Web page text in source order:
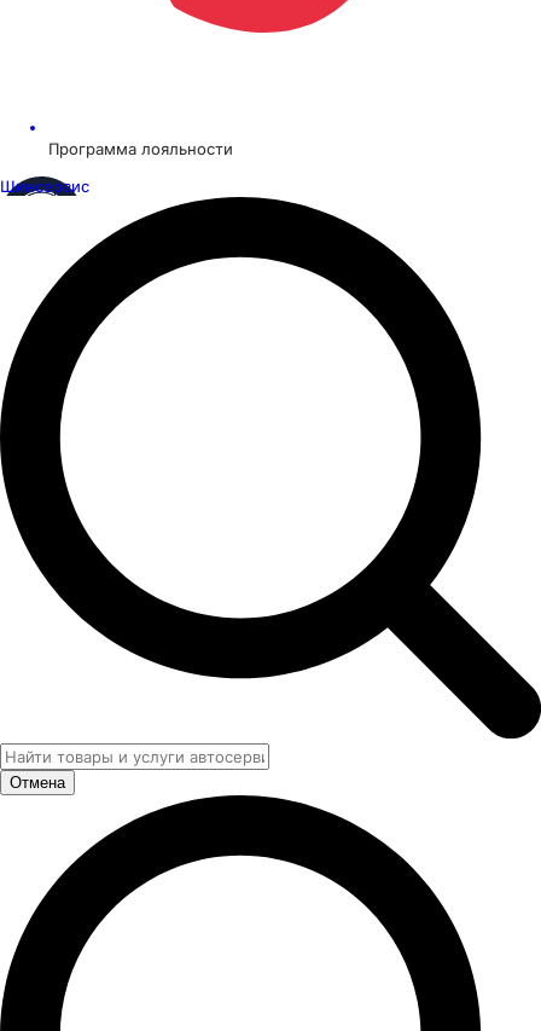
Программа лояльности
Шинсервис
Отмена